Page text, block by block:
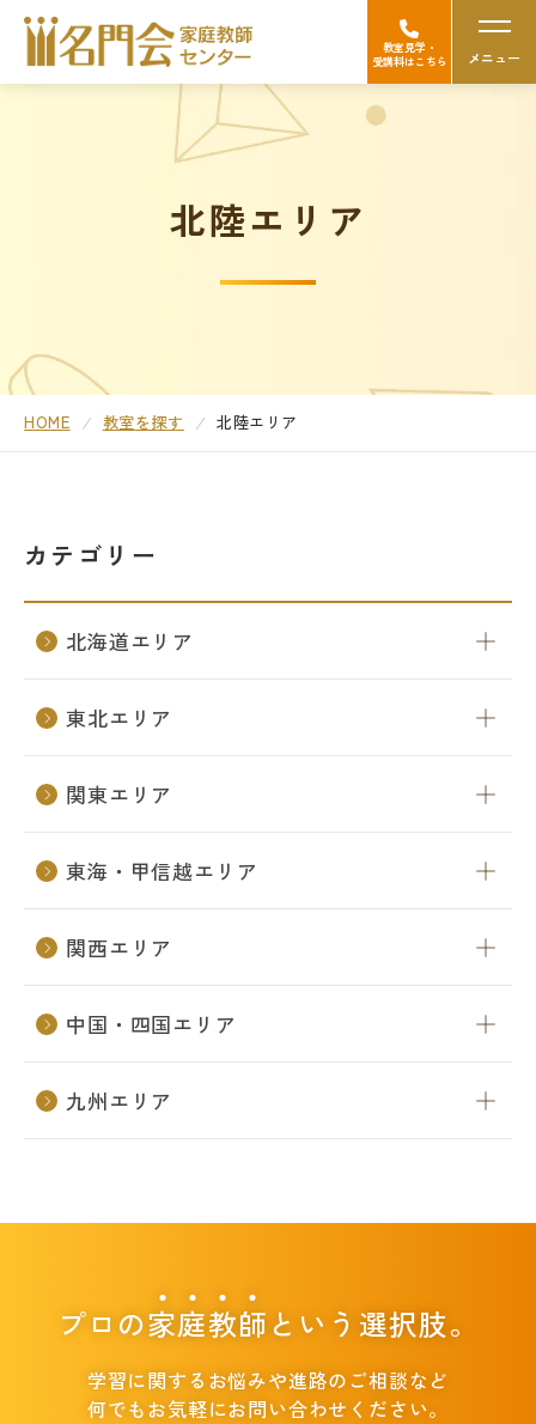
教室見学・
受講料はこちら メニュー
名門会の強み（選ばれる理由）
Googleの口コミを見る
高校受験/中高一貫対策
大学受験
教室を探す
受講までの流れ 教室を探す
無料受験セミナ
ー
会社概要プライバシーポリシー
カスタマーハラスメントに対する基本方針
資料請求・お問い合わせ
企業・メディアの方はこちら
北陸エリア
HOME 教室を探す 北陸エリア
カテゴリー
北海道エリア
東北エリア
関東エリア
東海・甲信越エリア
関西エリア
中国・四国エリア
九州エリア
プロの家庭教師という選択肢。
学習に関するお悩みや進路のご相談など
何でもお気軽にお問い合わせください。